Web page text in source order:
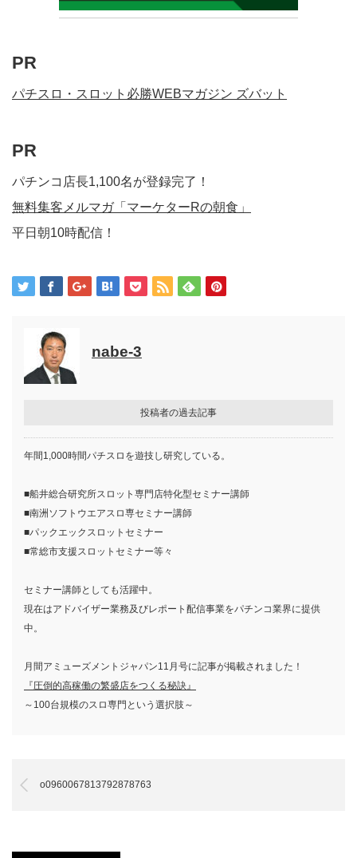
PR
パチスロ・スロット必勝WEBマガジン ズバット
PR
パチンコ店長1,100名が登録完了！
無料集客メルマガ「マーケターRの朝食」
平日朝10時配信！
nabe-3
投稿者の過去記事
年間1,000時間パチスロを遊技し研究している。
■船井総合研究所スロット専門店特化型セミナー講師
■南洲ソフトウエアスロ専セミナー講師
■パックエックスロットセミナー
■常総市支援スロットセミナー等々
セミナー講師としても活躍中。
現在はアドバイザー業務及びレポート配信事業をパチンコ業界に提供
中。
月間アミューズメントジャパン11月号に記事が掲載されました！
『圧倒的高稼働の繁盛店をつくる秘訣』
～100台規模のスロ専門という選択肢～
o0960067813792878763